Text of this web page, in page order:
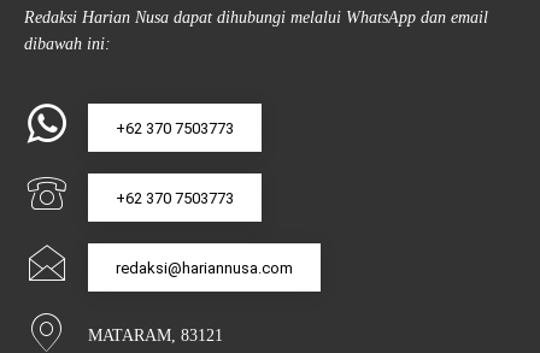
Redaksi Harian Nusa dapat dihubungi melalui WhatsApp dan email
dibawah ini:
+62 370 7503773
+62 370 7503773
redaksi@hariannusa.com
MATARAM, 83121